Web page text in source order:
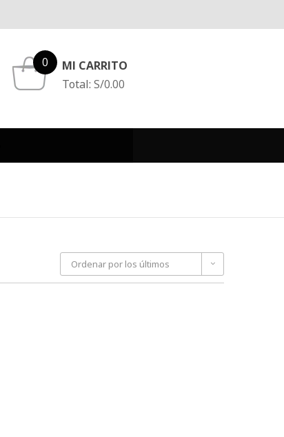
0
MI CARRITO
Total: S/0.00
Ordenar por los últimos